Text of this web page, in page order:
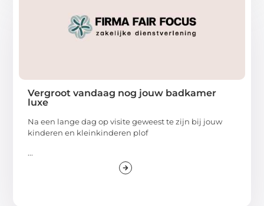
Vergroot vandaag nog jouw badkamer
luxe
Na een lange dag op visite geweest te zijn bij jouw
kinderen en kleinkinderen plof
...